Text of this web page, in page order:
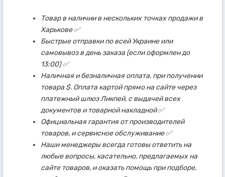
Товар в наличии в нескольких точках продажи в
Харькове ✅
Быстрые отправки по всей Украине или
самовывоз в день заказа (если оформлен до
13:00) ✅
Наличная и безналичная оплата, при получении
товара $. Оплата картой прямо на сайте через
платежный шлюз Ликпей, с выдачей всех
документов и товарной накладной ✅
Официальная гарантия от производителей
товаров, и сервисное обслуживание ✅
Наши менеджеры всегда готовы ответить на
любые вопросы, касательно, предлагаемых на
сайте товаров, и оказать помощь при подборе,